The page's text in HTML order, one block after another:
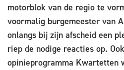
motorblok van de regio te
voormalig burgemeester van
onlangs bij zijn afscheid een
riep de nodige reacties op.
opinieprogramma Kwartetten